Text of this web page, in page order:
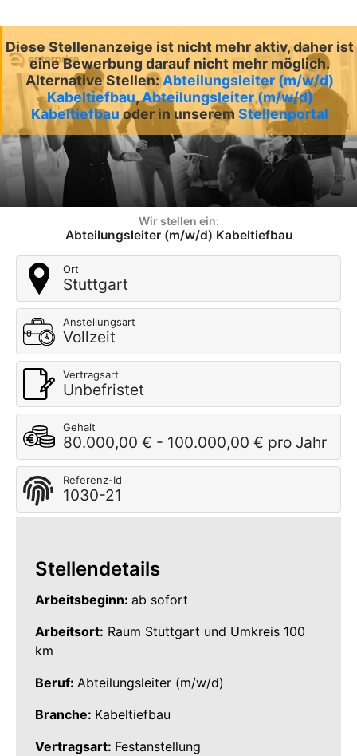
Diese Stellenanzeige ist nicht mehr aktiv, daher ist
eine Bewerbung darauf nicht mehr möglich.
Alternative Stellen:Abteilungsleiter (m/w/d)
Kabeltiefbau,Abteilungsleiter (m/w/d)
Kabeltiefbau oder in unserem Stellenportal
Wir stellen ein:
Abteilungsleiter (m/w/d) Kabeltiefbau
Ort
Stuttgart
Anstellungsart
Vollzeit
Vertragsart
Unbefristet
Gehalt
80.000,00 € - 100.000,00 € pro Jahr
Referenz-Id
1030-21
Stellendetails
Arbeitsbeginn: ab sofort
Arbeitsort: Raum Stuttgart und Umkreis 100
km
Beruf: Abteilungsleiter (m/w/d)
Branche: Kabeltiefbau
Vertragsart: Festanstellung